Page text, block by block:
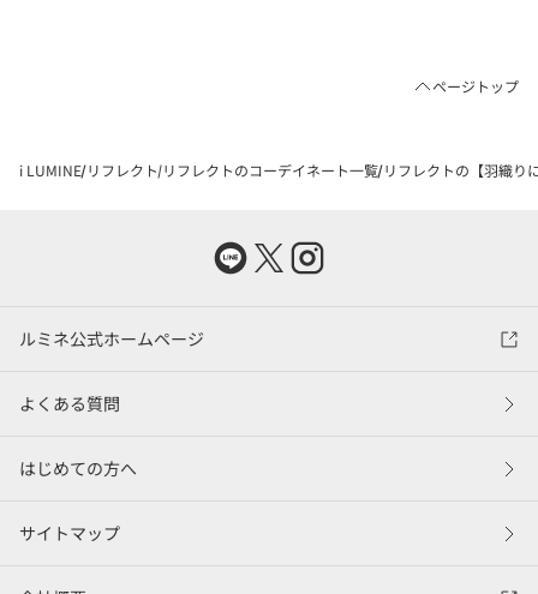
ページトップ
i LUMINE リフレクト リフレクトのコーデイネート一覧 リフレクトの【羽織り
ルミネ公式ホームページ
よくある質問
はじめての方へ
サイトマップ